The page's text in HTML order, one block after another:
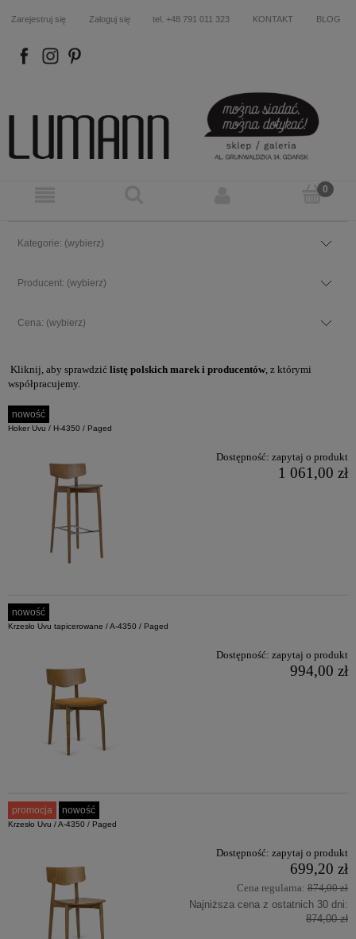
Zarejestruj się Zaloguj się tel. +48 791 011 323 KONTAKT BLOG
FB IN P
Kategorie: (wybierz)
Producent: (wybierz)
Cena: (wybierz)
Kliknij, aby sprawdzić listę polskich marek i producentów , z którymi
współpracujemy.
Hoker Uvu / H-4350 / Paged
Dostępność: zapytaj o produkt
1 061,00 zł
nowość
Krzesło Uvu tapicerowane / A-4350 / Paged
Dostępność: zapytaj o produkt
994,00 zł
nowość
Krzesło Uvu / A-4350 / Paged
Dostępność: zapytaj o produkt
699,20 zł
Cena regularna: 874,00 zł
Najniższa cena z ostatnich 30 dni:
874,00 zł
promocja nowość